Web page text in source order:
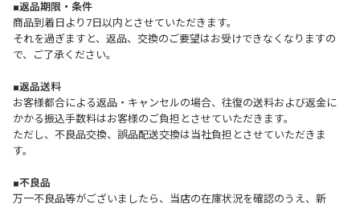
■返品期限・条件
商品到着日より7日以内とさせていただきます。
それを過ぎますと、返品、交換のご要望はお受けできなくなりますの
で、ご了承ください。
■返品送料
お客様都合による返品・キャンセルの場合、往復の送料および返金に
かかる振込手数料はお客様のご負担とさせていただきます。
ただし、不良品交換、誤品配送交換は当社負担とさせていただきま
す。
■不良品
万一不良品等がございましたら、当店の在庫状況を確認のうえ、新